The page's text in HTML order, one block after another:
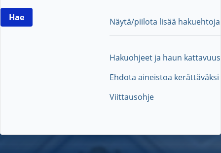
Näytä/piilota lisää hakuehtoja
Hakuohjeet ja haun kattavuus
Ehdota aineistoa kerättäväksi
Viittausohje